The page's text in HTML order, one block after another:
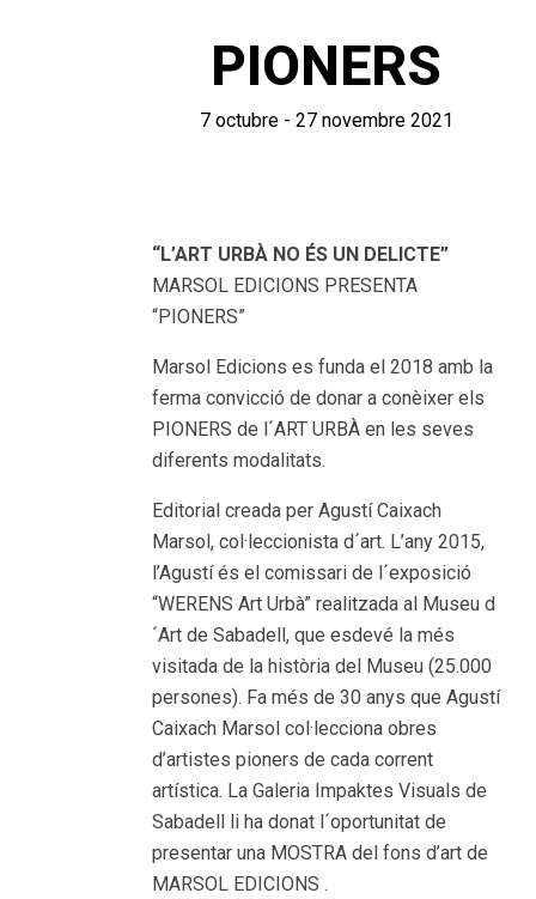
PIONERS
7 octubre - 27 novembre 2021
“L’ART URBÀ NO ÉS UN DELICTE”
MARSOL EDICIONS PRESENTA
“PIONERS”
Marsol Edicions es funda el 2018 amb la
ferma convicció de donar a conèixer els
PIONERS de l´ART URBÀ en les seves
diferents modalitats.
Editorial creada per Agustí Caixach
Marsol, col·leccionista d´art. L’any 2015,
l’Agustí és el comissari de l´exposició
“WERENS Art Urbà” realitzada al Museu d
´Art de Sabadell, que esdevé la més
visitada de la història del Museu (25.000
persones). Fa més de 30 anys que Agustí
Caixach Marsol col·lecciona obres
d’artistes pioners de cada corrent
artística. La Galeria Impaktes Visuals de
Sabadell li ha donat l´oportunitat de
presentar una MOSTRA del fons d’art de
MARSOL EDICIONS .